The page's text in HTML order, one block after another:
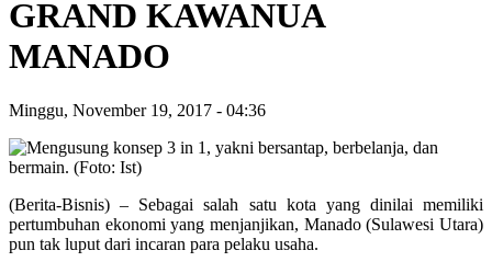
GRAND KAWANUA
MANADO
Minggu, November 19, 2017 - 04:36
(Berita-Bisnis) – Sebagai salah satu kota yang dinilai memiliki
pertumbuhan ekonomi yang menjanjikan, Manado (Sulawesi Utara)
pun tak luput dari incaran para pelaku usaha.